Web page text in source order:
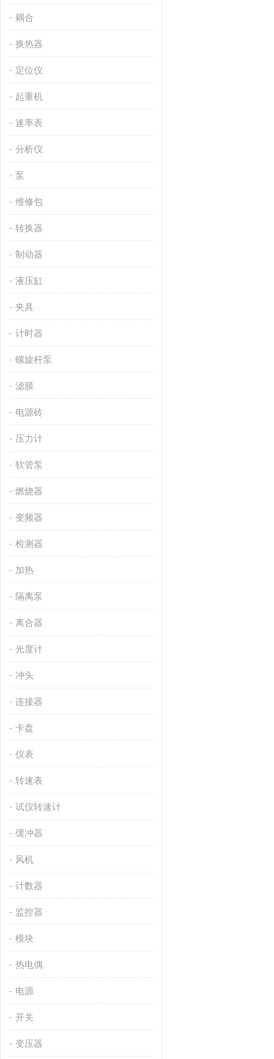
耦合
换热器
定位仪
起重机
速率表
分析仪
泵
维修包
转换器
制动器
液压缸
夹具
计时器
螺旋杆泵
滤膜
电源砖
压力计
软管泵
燃烧器
变频器
检测器
加热
隔离泵
离合器
光度计
冲头
连接器
卡盘
仪表
转速表
试仪转速计
缓冲器
风机
计数器
监控器
模块
热电偶
电源
开关
变压器